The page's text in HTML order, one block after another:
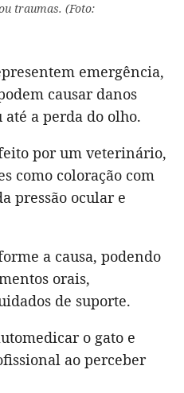
traumas. (Foto:
emergência,
causar danos
a perda do olho.
por um veterinário,
como coloração com
pressão ocular e
a causa, podendo
orais,
de suporte.
o gato e
ao perceber